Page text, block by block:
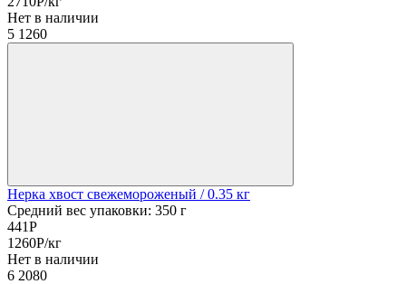
Нет в наличии
5 1260
Нерка хвост свежемороженый / 0.35 кг
Средний вес упаковки: 350 г
441Р
1260Р/кг
Нет в наличии
6 2080